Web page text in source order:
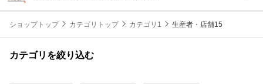
ショップトップ カテゴリトップ カテゴリ1 生産者・店舗15
カテゴリを絞り込む